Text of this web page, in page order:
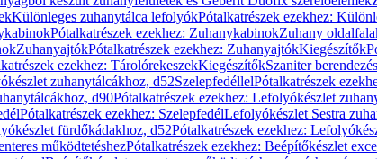
Különleges zuhanytálca lefolyókPótalkatrészek ezekhez:
Pótalkatrészek ezekhez: ZuhanykabinokZuhany
ZuhanyajtókPótalkatrészek ezekhez: ZuhanyajtókKiegészítők
ezekhez: TárolórekeszekKiegészítőkSzaniter
zuhanytálcákhoz, d52SzelepfedéllelPótalkatrészek
d90Pótalkatrészek ezekhez: Lefolyókészlet
Pótalkatrészek ezekhez: SzelepfedélLefolyókészlet Sestra
fürdőkádakhoz, d52Pótalkatrészek ezekhez:
működtetéshezPótalkatrészek ezekhez: Beépítőkészlet